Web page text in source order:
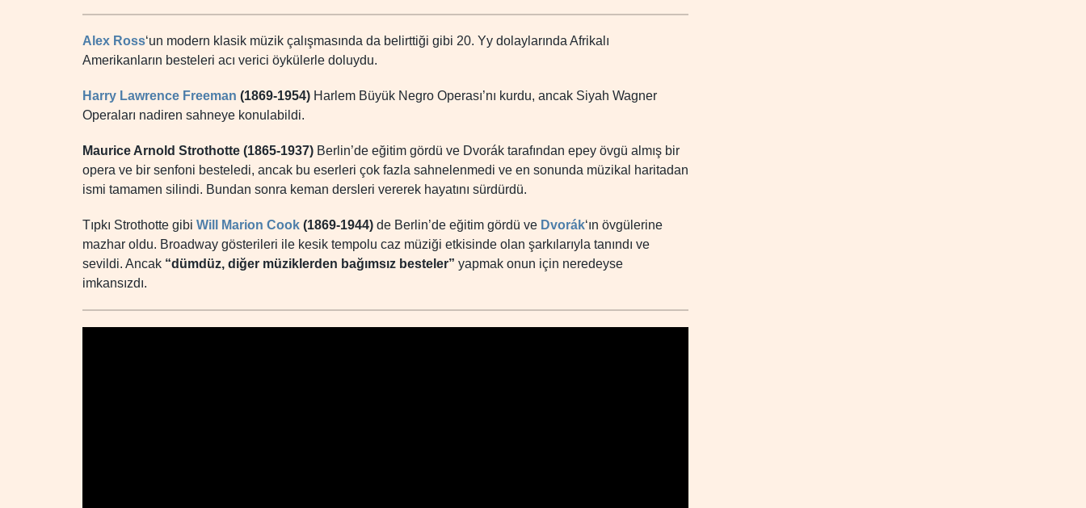
Alex Ross‘un modern klasik müzik çalışmasında da belirttiği gibi 20. Yy dolaylarında Afrikalı
Amerikanların besteleri acı verici öykülerle doluydu.
Harry Lawrence Freeman (1869-1954) Harlem Büyük Negro Operası’nı kurdu, ancak Siyah Wagner
Operaları nadiren sahneye konulabildi.
Maurice Arnold Strothotte (1865-1937) Berlin’de eğitim gördü ve Dvorák tarafından epey övgü almış bir
opera ve bir senfoni besteledi, ancak bu eserleri çok fazla sahnelenmedi ve en sonunda müzikal haritadan
ismi tamamen silindi. Bundan sonra keman dersleri vererek hayatını sürdürdü.
Tıpkı Strothotte gibi Will Marion Cook (1869-1944) de Berlin’de eğitim gördü ve Dvorák‘ın övgülerine
mazhar oldu. Broadway gösterileri ile kesik tempolu caz müziği etkisinde olan şarkılarıyla tanındı ve
sevildi. Ancak “dümdüz, diğer müziklerden bağımsız besteler” yapmak onun için neredeyse
imkansızdı.